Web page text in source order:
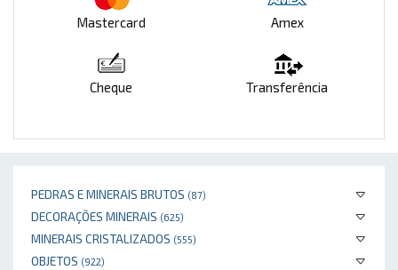
PEDRAS E MINERAIS BRUTOS (87)
DECORAÇÕES MINERAIS (625)
MINERAIS CRISTALIZADOS (555)
OBJETOS (922)
Mastercard Amex
Cheque Transferência